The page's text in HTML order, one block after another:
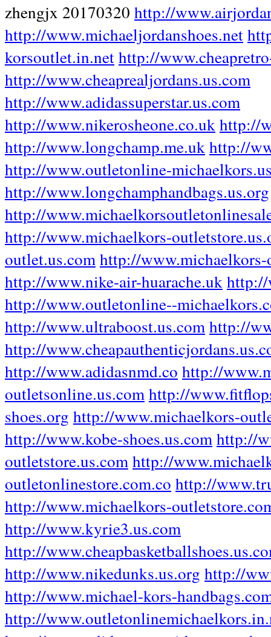
zhengjx 20170320 http://
http://www.michaeljordanshoes.net
korsoutlet.in.nethttp://
http://www.cheaprealjordans.us.com
http://www.adidassuperstar.us.com
http://www.nikerosheone.co.ukhttp://
http://www.longchamp.me.ukhttp://
http://www.outletonline-
http://www.longchamphandbags.us.org
http://
http://www.michaelkors-
outlet.us.comhttp://
http://www.nike-air-huarache.ukhttp://
http://www.outletonline--
http://www.ultraboost.us.comhttp://
http://
http://www.adidasnmd.co http://
outletsonline.us.comhttp://
shoes.org http://www.michaelkors-
http://www.kobe-shoes.us.comhttp://
outletstore.us.comhttp://
outletonlinestore.com.co http://
http://www.michaelkors-
http://www.kyrie3.us.com
http://
http://www.nikedunks.us.org http://
http://www.michael-kors-
http://